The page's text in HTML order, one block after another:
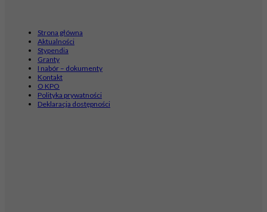
Strona główna
Aktualności
Stypendia
Granty
I nabór – dokumenty
Kontakt
O KPO
Polityka prywatności
Deklaracja dostępności